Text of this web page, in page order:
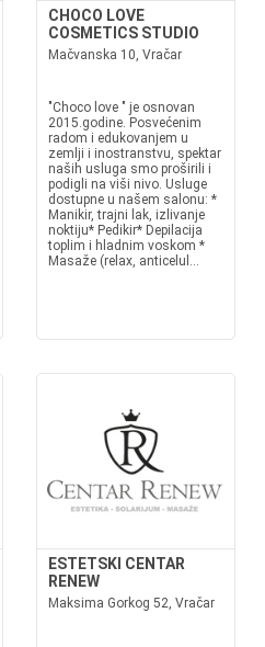
CHOCO LOVE
COSMETICS STUDIO
Mačvanska 10, Vračar
"Choco love " je osnovan
2015.godine. Posvećenim
radom i edukovanjem u
zemlji i inostranstvu, spektar
naših usluga smo proširili i
podigli na viši nivo. Usluge
dostupne u našem salonu: *
Manikir, trajni lak, izlivanje
noktiju* Pedikir* Depilacija
toplim i hladnim voskom *
Masaže (relax, anticelul...
ESTETSKI CENTAR
RENEW
Maksima Gorkog 52, Vračar